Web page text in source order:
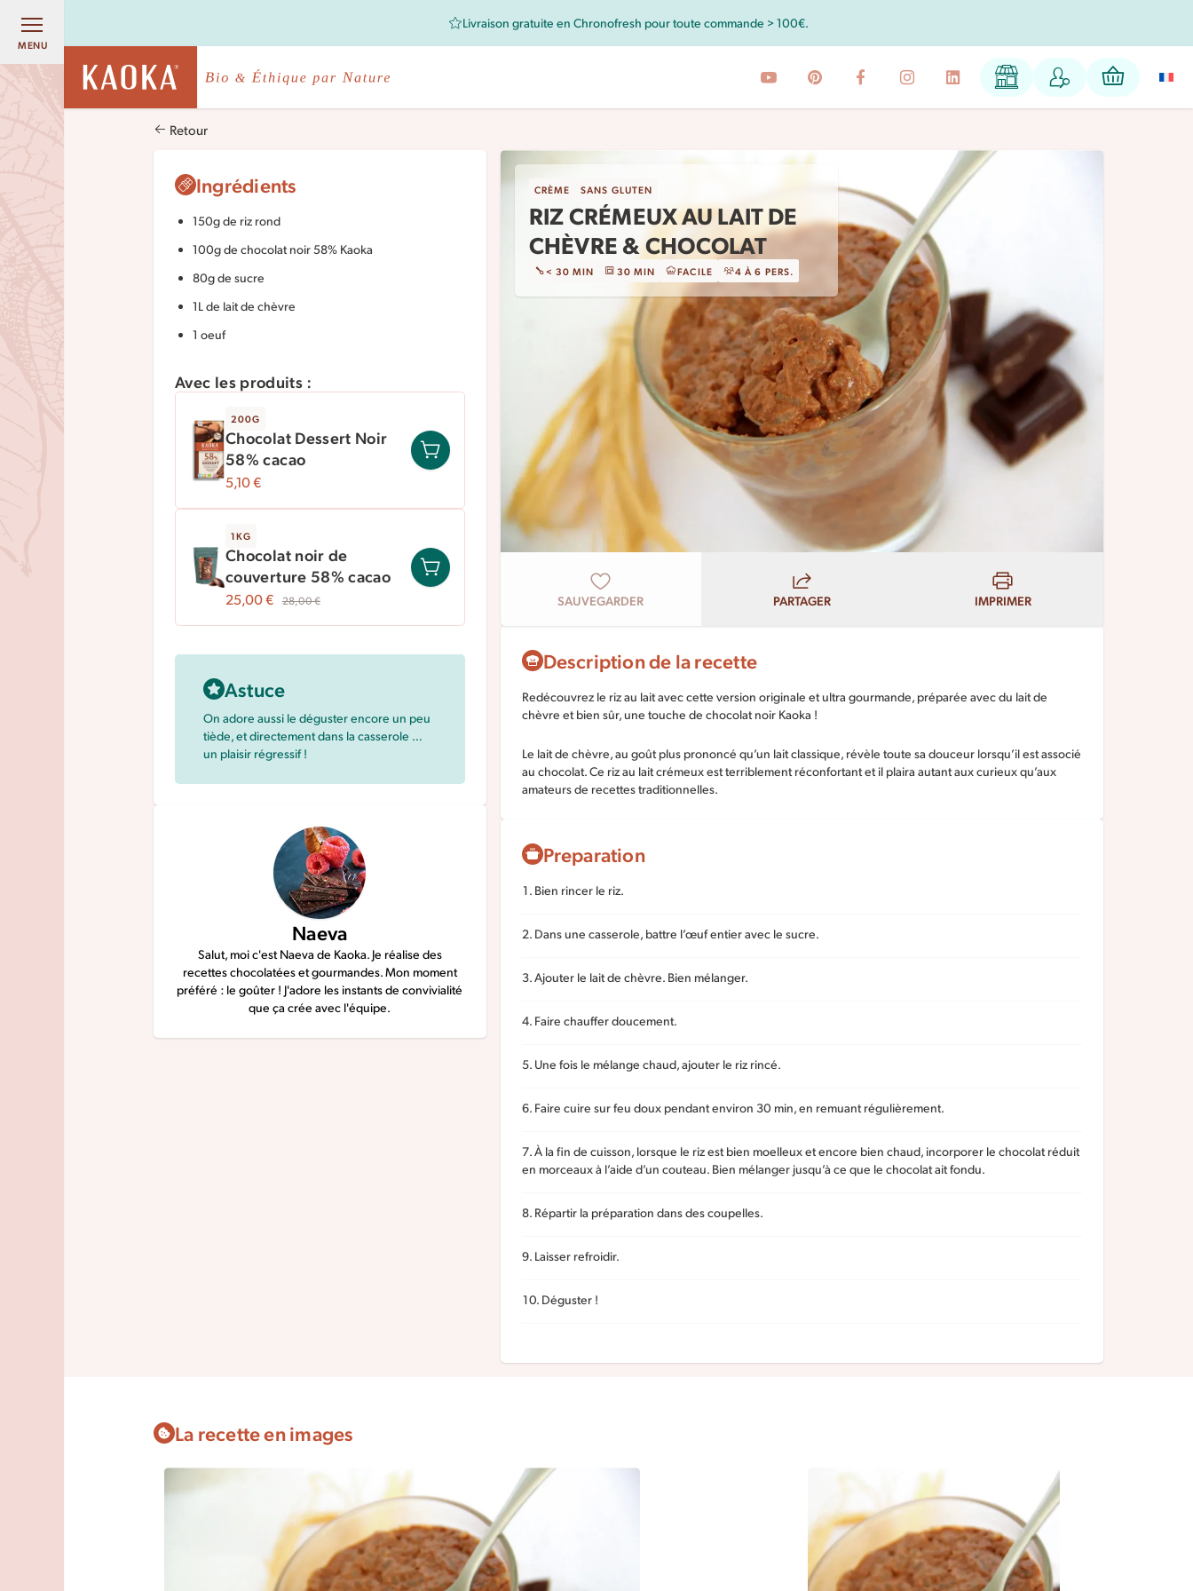
Livraison gratuite en Chronofresh pour toute commande > 100€.
MENU
Retour
Ingrédients
150g de riz rond
100g de chocolat noir 58% Kaoka
80g de sucre
1L de lait de chèvre
1 oeuf
Avec les produits :
200G
Chocolat Dessert Noir
58% cacao
5,10€
1KG
Chocolat noir de
couverture 58% cacao
25,00€ 28,00€
Astuce
On adore aussi le déguster encore un peu
tiède, et directement dans la casserole …
un plaisir régressif !
Naeva
Salut, moi c'est Naeva de Kaoka. Je réalise des
recettes chocolatées et gourmandes. Mon moment
préféré : le goûter ! J'adore les instants de convivialité
que ça crée avec l'équipe.
CRÈME SANS GLUTEN
RIZ CRÉMEUX AU LAIT DE
CHÈVRE & CHOCOLAT
< 30 MIN 30 MIN FACILE 4 À 6 PERS.
SAUVEGARDER PARTAGER IMPRIMER
Description de la recette
Redécouvrez le riz au lait avec cette version originale et ultra gourmande, préparée avec du lait de
chèvre et bien sûr, une touche de chocolat noir Kaoka !
Le lait de chèvre, au goût plus prononcé qu’un lait classique, révèle toute sa douceur lorsqu’il est associé
au chocolat. Ce riz au lait crémeux est terriblement réconfortant et il plaira autant aux curieux qu’aux
amateurs de recettes traditionnelles.
Preparation
Bien rincer le riz.
Dans une casserole, battre l’œuf entier avec le sucre.
Ajouter le lait de chèvre. Bien mélanger.
Faire chauffer doucement.
Une fois le mélange chaud, ajouter le riz rincé.
Faire cuire sur feu doux pendant environ 30 min, en remuant régulièrement.
À la fin de cuisson, lorsque le riz est bien moelleux et encore bien chaud, incorporer le chocolat réduit
en morceaux à l’aide d’un couteau. Bien mélanger jusqu’à ce que le chocolat ait fondu.
Répartir la préparation dans des coupelles.
Laisser refroidir.
Déguster !
La recette en images